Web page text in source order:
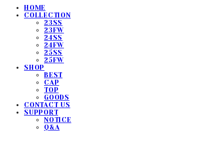
HOME
COLLECTION
23SS
23FW
24SS
24FW
25SS
25FW
SHOP
BEST
CAP
TOP
GOODS
CONTACT US
SUPPORT
NOTICE
Q&A